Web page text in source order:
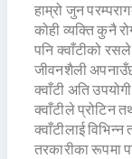
हाम्रो जुन
कोही व्यक्ति कुनै
पनि क्वाँटीको रसले
जीवनशैली
क्वाँटी अति
क्वाँटीले प्रोटिन
क्वाँटीलाई
तरकारीका रूपमा